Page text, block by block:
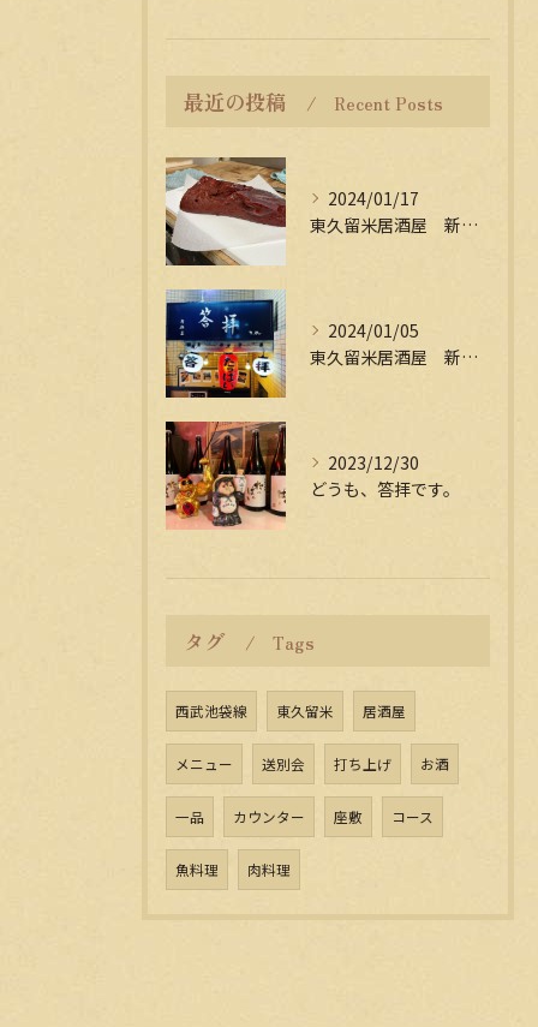
最近の投稿 Recent Posts
2024/01/17
東久留米居酒屋 新年会受付中
2024/01/05
東久留米居酒屋 新年会受付中
2023/12/30
どうも、答拝です。
タグ Tags
西武池袋線 東久留米 居酒屋
メニュー 送別会 打ち上げ お酒
一品 カウンター 座敷 コース
魚料理 肉料理